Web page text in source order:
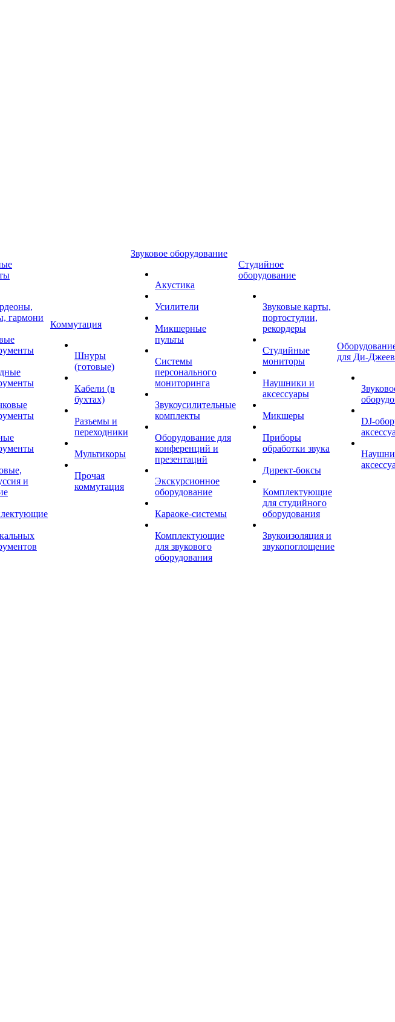
гармони
и
Коммутация
Шнуры
(готовые)
Кабели (в
бухтах)
Разъемы и
переходники
Мультикоры
Прочая
коммутация
Звуковое оборудование
Акустика
Усилители
Микшерные
пульты
Системы
персонального
мониторинга
Звукоусилительные
комплекты
Оборудование для
конференций и
презентаций
Экскурсионное
оборудование
Караоке-системы
Комплектующие
для звукового
оборудования
Студийное
оборудование
Звуковые карты,
портостудии,
рекордеры
Студийные
мониторы
Наушники и
аксессуары
Микшеры
Приборы
обработки звука
Директ-боксы
Комплектующие
для студийного
оборудования
Звукоизоляция и
звукопоглощение
для Ди-Джеев
DJ-